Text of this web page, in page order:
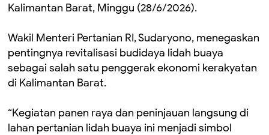
Kalimantan Barat, Minggu (28/6/2026).
Wakil Menteri Pertanian RI, Sudaryono, menegaskan
pentingnya revitalisasi budidaya lidah buaya
sebagai salah satu penggerak ekonomi kerakyatan
di Kalimantan Barat.
“Kegiatan panen raya dan peninjauan langsung di
lahan pertanian lidah buaya ini menjadi simbol